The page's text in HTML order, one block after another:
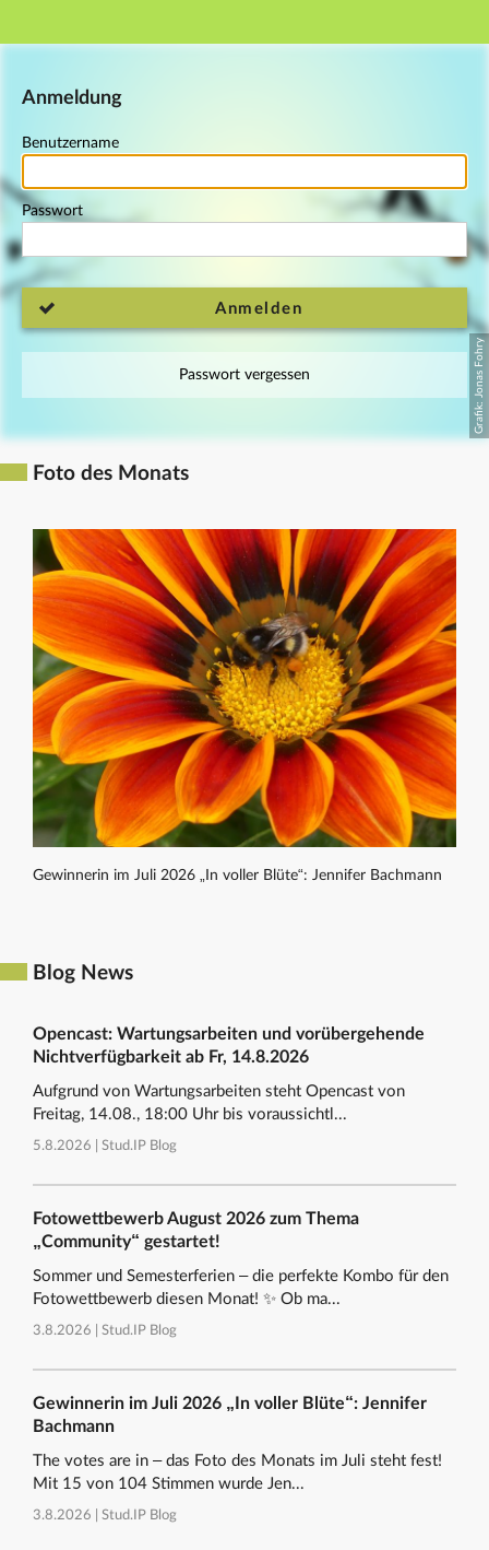
Hauptnavigation
Anmeldung
Benutzername
Passwort
Anmelden
Passwort vergessen
Foto des Monats
Gewinnerin im Juli 2026 „In voller Blüte“: Jennifer Bachmann
Blog News
Opencast: Wartungsarbeiten und vorübergehende
Nichtverfügbarkeit ab Fr, 14.8.2026
Aufgrund von Wartungsarbeiten steht Opencast von
Freitag, 14.08., 18:00 Uhr bis voraussichtl...
5.8.2026 | Stud.IP Blog
Fotowettbewerb August 2026 zum Thema
„Community“ gestartet!
Sommer und Semesterferien – die perfekte Kombo für den
Fotowettbewerb diesen Monat! ✨ Ob ma...
3.8.2026 | Stud.IP Blog
Gewinnerin im Juli 2026 „In voller Blüte“: Jennifer
Bachmann
The votes are in – das Foto des Monats im Juli steht fest!
Mit 15 von 104 Stimmen wurde Jen...
3.8.2026 | Stud.IP Blog